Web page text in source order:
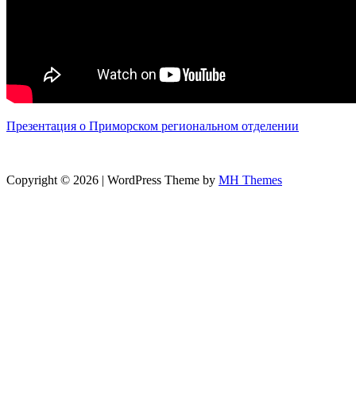
Презентация о Приморском региональном отделении
Copyright © 2026 | WordPress Theme by MH Themes